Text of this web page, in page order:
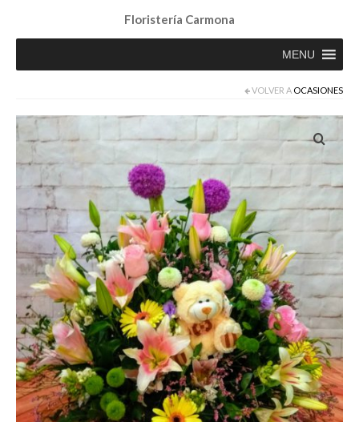
Floristería Carmona
MENU
VOLVER A OCASIONES